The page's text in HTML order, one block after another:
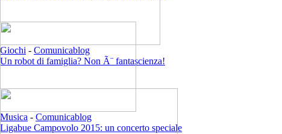
Giochi - Comunicablog
Un robot di famiglia? Non Ã¨ fantascienza!
Musica - Comunicablog
Ligabue Campovolo 2015: un concerto speciale